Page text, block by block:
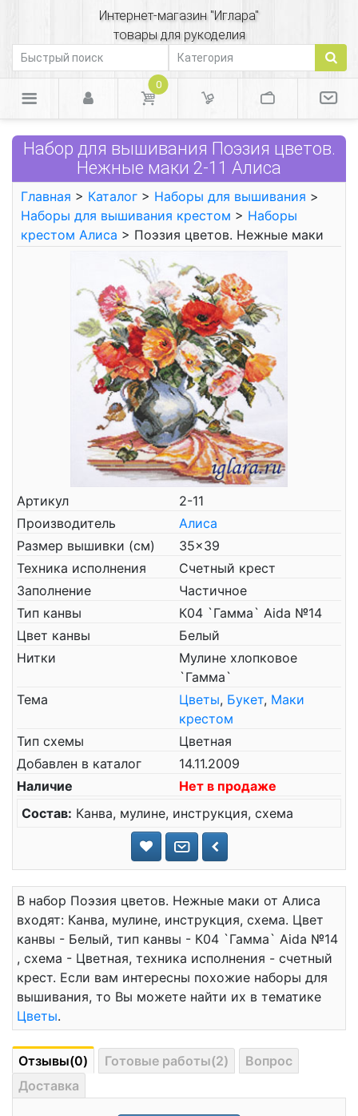
Интернет-магазин "Иглара"
товары для рукоделия
0
Набор для вышивания Поэзия цветов.
Нежные маки 2-11 Алиса
Главная > Каталог > Наборы для вышивания >
Наборы для вышивания крестом > Наборы
крестом Алиса > Поэзия цветов. Нежные маки
Артикул
2-11
Производитель
Алиса
Размер вышивки (см)
35x39
Техника исполнения
Счетный крест
Заполнение
Частичное
Тип канвы
К04 `Гамма` Aida №14
Цвет канвы
Белый
Нитки
Мулине хлопковое
`Гамма`
Тема
Цветы, Букет, Маки
крестом
Тип схемы
Цветная
Добавлен в каталог
14.11.2009
Наличие
Нет в продаже
Состав: Канва, мулине, инструкция, схема
В набор Поэзия цветов. Нежные маки от Алиса
входят: Канва, мулине, инструкция, схема. Цвет
канвы - Белый, тип канвы - К04 `Гамма` Aida №14
, схема - Цветная, техника исполнения - счетный
крест. Если вам интересны похожие наборы для
вышивания, то Вы можете найти их в тематике
Цветы.
Отзывы(0) Готовые работы(2)
Вопрос
Доставка